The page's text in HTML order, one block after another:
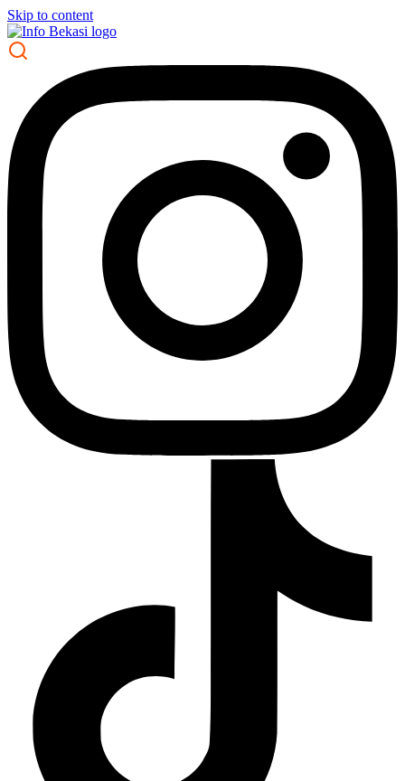
Skip to content